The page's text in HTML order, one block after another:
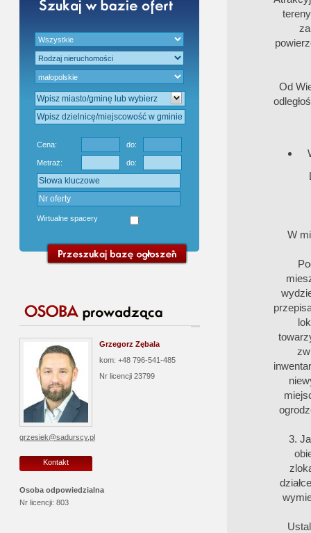
Cena: do:
Metraż: do:
Wirtualne spacery
Grzegorz Zębala
kom: +48 796-541-485
Nr licencji 23799
grzesiek@sadurscy.pl
Kontakt
Osoba odpowiedzialna
Nr licencji: 803
Od
W
3.